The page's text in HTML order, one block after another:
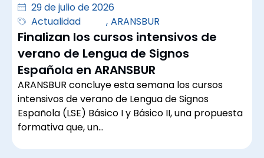
29 de julio de 2026
Actualidad
, ARANSBUR
Finalizan los cursos intensivos de
verano de Lengua de Signos
Española en ARANSBUR
ARANSBUR concluye esta semana los cursos
intensivos de verano de Lengua de Signos
Española (LSE) Básico I y Básico II, una propuesta
formativa que, un…